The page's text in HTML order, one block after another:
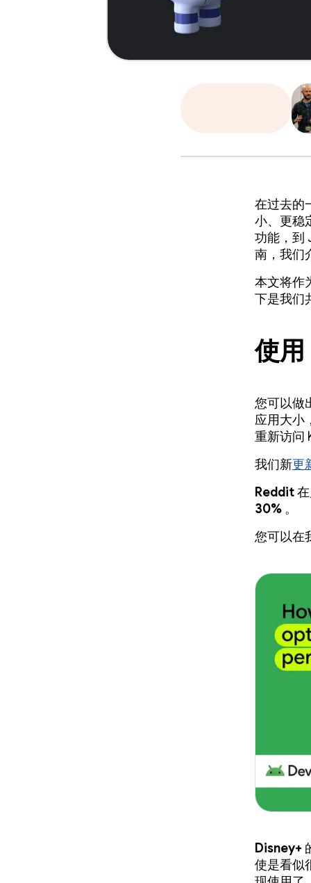
在过去的
小、更稳
功能，到
南，我们
本文将作
下是我们
使用
您可以做
应用大小
重新访问
我们新更
Reddit
30% 。
您可以在
Disney+
使是看似